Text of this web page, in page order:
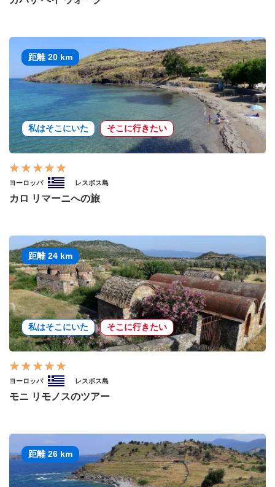
距離 20 km
私はそこにいた そこに行きたい
ヨーロッパ レスボス島
カロ リマーニへの旅
距離 24 km
私はそこにいた そこに行きたい
ヨーロッパ レスボス島
モニ リモノスのツアー
距離 26 km